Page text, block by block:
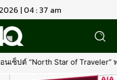
| 04 : 37 am
พร้อมเพิ่มเอกสิทธิ์ใหม่ที่คุ้มค่